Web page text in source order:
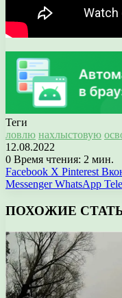
Теги
ловлю нахлыстовую
12.08.2022
0 Время чтения: 2 мин.
Facebook X Pinterest
Messenger WhatsApp
ПОХОЖИЕ